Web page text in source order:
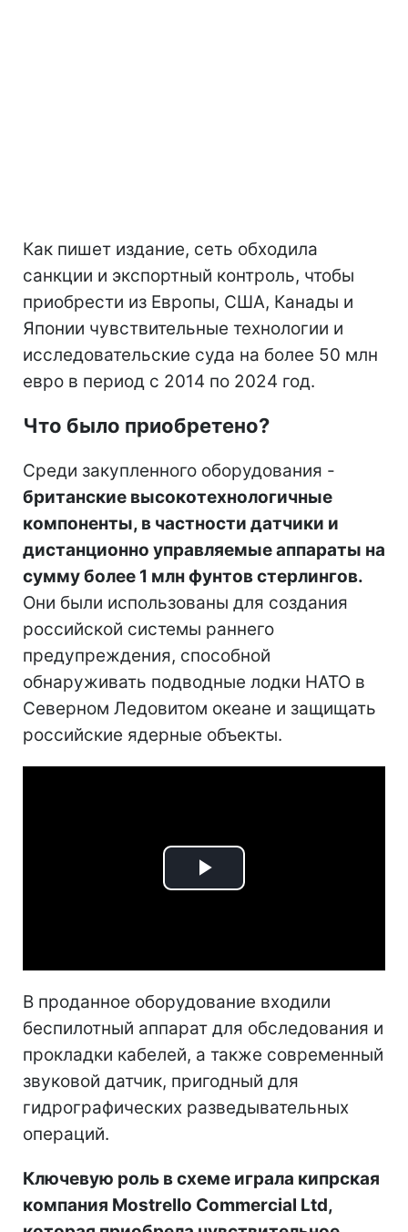
Как пишет издание, сеть обходила
санкции и экспортный контроль, чтобы
приобрести из Европы, США, Канады и
Японии чувствительные технологии и
исследовательские суда на более 50 млн
евро в период с 2014 по 2024 год.
Что было приобретено?
Среди закупленного оборудования -
британские высокотехнологичные
компоненты, в частности датчики и
дистанционно управляемые аппараты на
сумму более 1 млн фунтов стерлингов.
Они были использованы для создания
российской системы раннего
предупреждения, способной
обнаруживать подводные лодки НАТО в
Северном Ледовитом океане и защищать
российские ядерные объекты.
Play
В проданное оборудование входили
беспилотный аппарат для обследования и
прокладки кабелей, а также современный
звуковой датчик, пригодный для
гидрографических разведывательных
операций.
Ключевую роль в схеме играла кипрская
компания Mostrello Commercial Ltd,